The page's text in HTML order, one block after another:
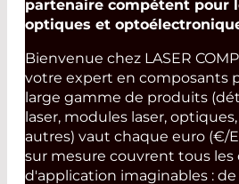
partenaire compétent pour
optiques et
Bienvenue chez LASER
votre expert en composants
large gamme de produits
laser, modules laser,
autres) vaut chaque euro (€/
sur mesure couvrent tous les
d'application imaginables :